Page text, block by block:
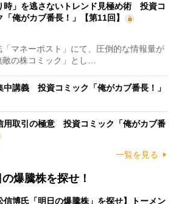
時」を逃さないトレンド見極め術 投資コ
「俺がカブ番長！」【第11回】
マネーポスト」にて、圧倒的な情報量が
の株コミック」とし…
中講義 投資コミック「俺がカブ番長！」
用取引の極意 投資コミック「俺がカブ番
一覧を見る
爆騰株を探せ！
信博氏「明日の爆騰株」を探せ】トーメン